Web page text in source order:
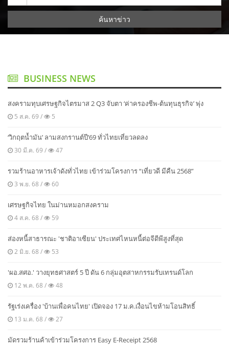
ค้นหาข่าว
BUSINESS NEWS
สงครามทุบเศรษฐกิจไตรมาส 2 Q3 จับตา ‘ค่าครองชีพ-ต้นทุนธุรกิจ’ พุ่ง
5 ส.ค. 69 / 5
‘วิกฤตน้ำมัน’ ลามสงกรานต์ปี’69 ทั่วไทยเที่ยวลดลง
30 มี.ค. 69 / 47
รวมร้านอาหารเจ้าดังทั่วไทย เข้าร่วมโครงการ “เที่ยวดี มีคืน 2568”
3 พ.ย. 68 / 60
เศรษฐกิจไทย ในม่านหมอกสงคราม
4 ส.ค. 68 / 59
ส่องหนี้สาธารณะ 'ชาติอาเซียน' ประเทศไหนหนี้ต่อจีดีพีสูงที่สุด
2 มิ.ย. 68 / 53
'ผอ.สศอ.' วางยุทธศาสตร์ 5 ปี ดัน 6 กลุ่มอุตสาหกรรมรับเทรนด์โลก
12 พ.ค. 68 / 48
รัฐเร่งเครื่อง 'บ้านเพื่อคนไทย' เปิดจอง 17 ม.ค.เงื่อนไขห้ามโอนสิทธิ์
13 ม.ค. 68 / 27
มัดรวมร้านค้าเข้าร่วมโครงการ Easy E-Receipt 2568